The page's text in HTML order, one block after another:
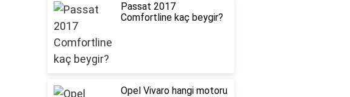
Passat 2017
Comfortline kaç beygir?
Opel Vivaro hangi motoru